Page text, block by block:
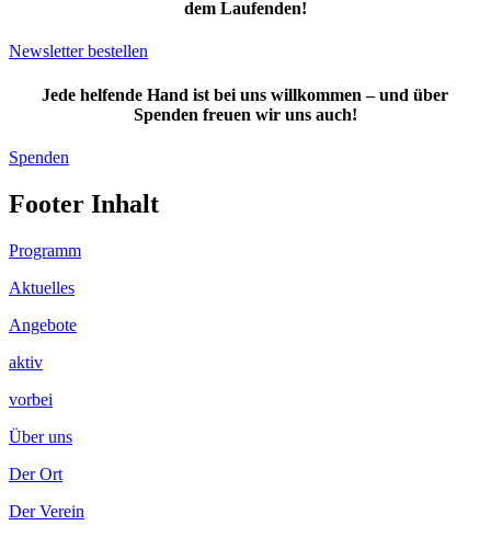
dem Laufenden!
Newsletter bestellen
Jede helfende Hand ist bei uns willkommen – und über
Spenden freuen wir uns auch!
Spenden
Footer Inhalt
Programm
Aktuelles
Angebote
aktiv
vorbei
Über uns
Der Ort
Der Verein